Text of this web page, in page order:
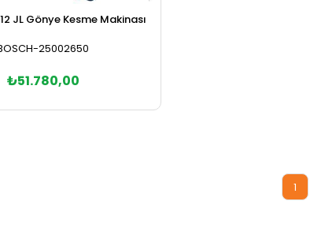
JL Gönye Kesme Makinası
25002650
₺51.780,00
1